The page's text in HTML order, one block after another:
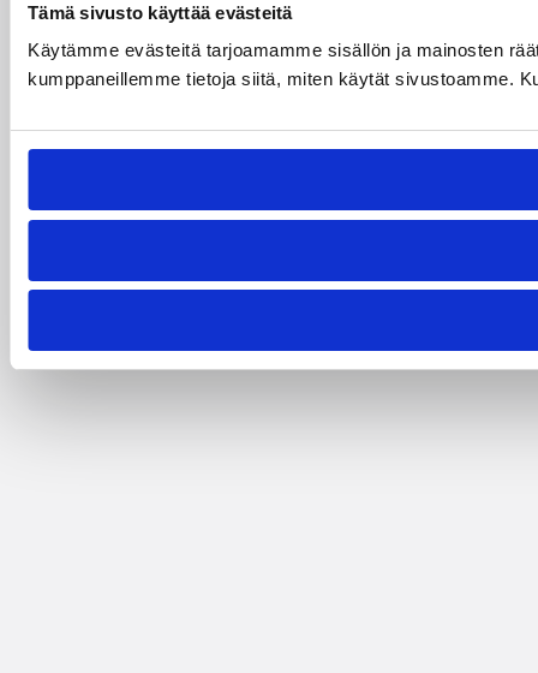
Tämä sivusto käyttää evästeitä
Käytämme evästeitä tarjoamamme sisällön ja mainosten
kumppaneillemme tietoja siitä, miten käytät sivustoamme.